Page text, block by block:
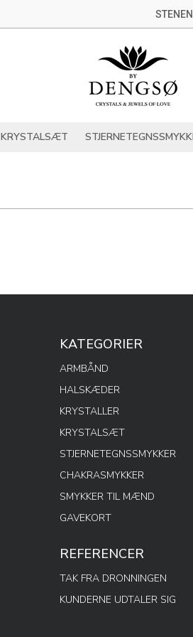
KRYSTALSÆT
KATEGORIER
ARMBÅND
HALSKÆDER
KRYSTALLER
KRYSTALSÆT
STJERNETEGNSSMYKKER
CHAKRASMYKKER
SMYKKER TIL MÆND
GAVEKORT
REFERENCER
TAK FRA DRONNINGEN
KUNDERNE UDTALER SIG